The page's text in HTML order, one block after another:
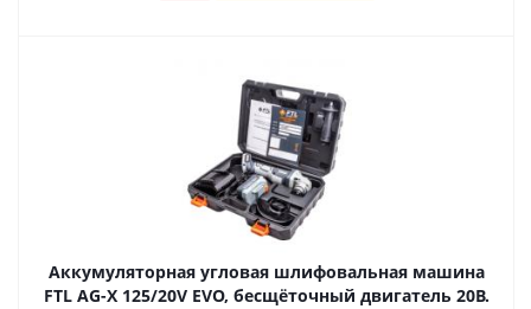
Аккумуляторная угловая шлифовальная машина
FTL AG-X 125/20V EVO, бесщёточный двигатель 20В.